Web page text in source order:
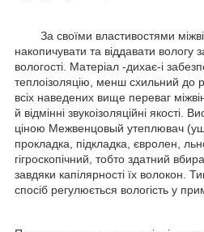
За своїми властивостями
накопичувати та віддавати вологу
вологості. Матеріал -дихає-і
теплоізоляцію, менш схильний до
всіх наведених вище переваг
й відмінні звукоізоляційні якості.
ціною Межвенцовый утеплювач
прокладка, підкладка, євролен,
гігроскопічний, тобто здатний
завдяки капілярності їх волокон.
спосіб регулюється вологість у